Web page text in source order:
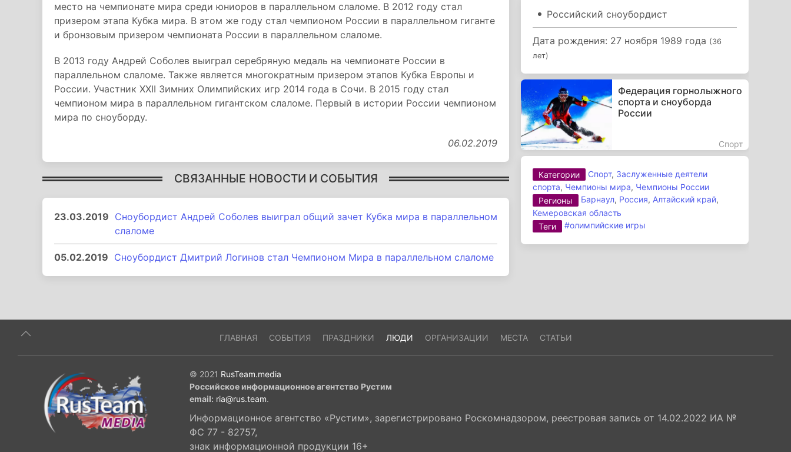
место на чемпионате мира среди юниоров в параллельном слаломе. В 2012 году стал
призером этапа Кубка мира. В этом же году стал чемпионом России в параллельном гиганте
и бронзовым призером чемпионата России в параллельном слаломе.
В 2013 году Андрей Соболев выиграл серебряную медаль на чемпионате России в
параллельном слаломе. Также является многократным призером этапов Кубка Европы и
России. Участник XXII Зимних Олимпийских игр 2014 года в Сочи. В 2015 году стал
чемпионом мира в параллельном гигантском слаломе. Первый в истории России чемпионом
мира по сноуборду.
06.02.2019
СВЯЗАННЫЕ НОВОСТИ И СОБЫТИЯ
23.03.2019 Сноубордист Андрей Соболев выиграл общий зачет Кубка мира в параллельном
слаломе
05.02.2019 Сноубордист Дмитрий Логинов стал Чемпионом Мира в параллельном слаломе
Российский сноубордист
Дата рождения: 27 ноября 1989 года (36
лет)
Федерация горнолыжного
спорта и сноуборда
России
Спорт
Категории Спорт, Заслуженные деятели
спорта, Чемпионы мира, Чемпионы России
Регионы
Барнаул, Россия, Алтайский край,
Кемеровская область
Теги
#олимпийские игры
ГЛАВНАЯ СОБЫТИЯ ПРАЗДНИКИ ЛЮДИ ОРГАНИЗАЦИИ МЕСТА СТАТЬИ
© 2021 RusTeam.media
Российское информационное агентство Рустим
email: ria@rus.team.
Информационное агентство «Рустим», зарегистрировано Роскомнадзором, реестровая запись от 14.02.2022 ИА №
ФС 77 - 82757,
знак информационной продукции 16+